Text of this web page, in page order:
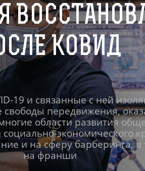
КОВИД
19 и связанные с ней
свободы передвижения,
области развития
экономического
и на сферу барберинга, в
на франши